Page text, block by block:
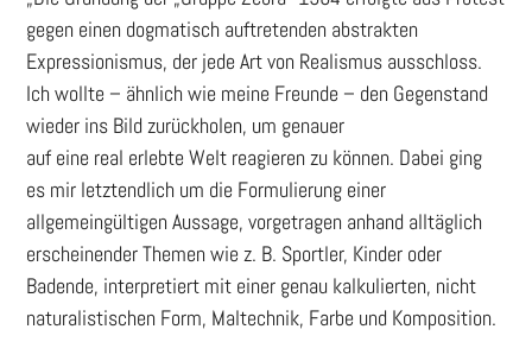
gegen einen dogmatisch auftretenden abstrakten
Expressionismus, der jede Art von Realismus ausschloss.
Ich wollte – ähnlich wie meine Freunde – den Gegenstand
wieder ins Bild zurückholen, um genauer
auf eine real erlebte Welt reagieren zu können. Dabei ging
es mir letztendlich um die Formulierung einer
allgemeingültigen Aussage, vorgetragen anhand alltäglich
erscheinender Themen wie z. B. Sportler, Kinder oder
Badende, interpretiert mit einer genau kalkulierten, nicht
naturalistischen Form, Maltechnik, Farbe und Komposition.